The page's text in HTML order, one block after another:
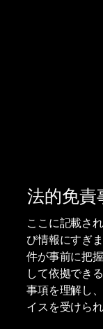
法的免責
ここに記載さ
び情報にすぎ
件が事前に把
して依拠でき
事項を理解し
イスを受けら